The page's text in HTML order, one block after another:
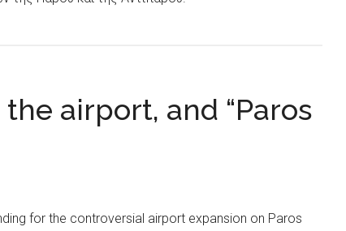
airport, and “Paros
for the controversial airport expansion on Paros